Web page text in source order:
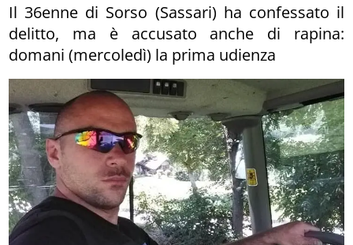
Il 36enne di Sorso (Sassari) ha confessato il
delitto, ma è accusato anche di rapina:
domani (mercoledì) la prima udienza